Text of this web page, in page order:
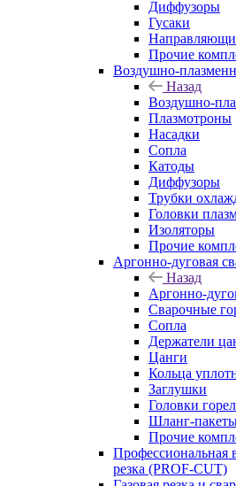
Диффузоры
Гусаки
Прочие
Воздушно-
Назад
Воздушно-
Плазмотроны
Насадки
Сопла
Катоды
Диффузоры
Трубки
Головки
Изоляторы
Прочие
Аргонно-дуговая
Назад
Аргонно-
Сварочные
Сопла
Держатели
Цанги
Кольца
Заглушки
Головки
Шланг-
Прочие
Профессиональная
резка (PROF-CUT)